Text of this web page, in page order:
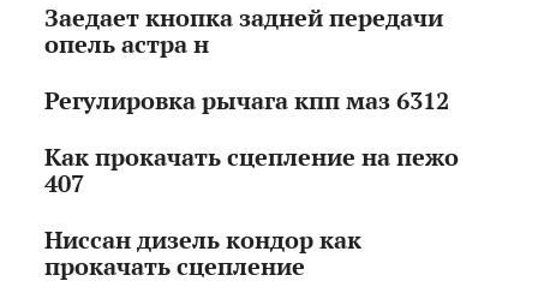
Заедает кнопка задней передачи
опель астра н
Регулировка рычага кпп маз 6312
Как прокачать сцепление на пежо
407
Ниссан дизель кондор как
прокачать сцепление